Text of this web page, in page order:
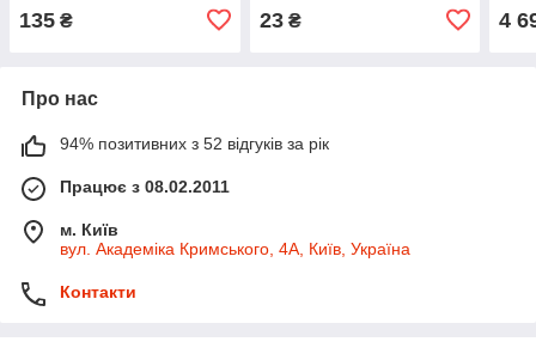
135 ₴ 23₴ 4
Про нас
94% позитивних з 52 відгуків за рік
Працює з 08.02.2011
м. Київ
вул. Академіка Кримського, 4А, Київ, Україна
Контакти